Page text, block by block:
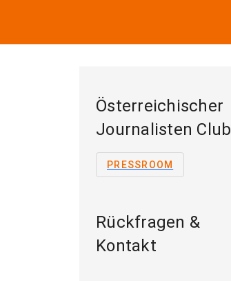
Österreichischer
Journalisten Club
PRESSROOM
Rückfragen &
Kontakt